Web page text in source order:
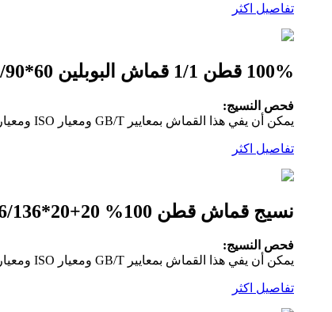
تفاصيل اكثر
100% قطن 1/1 قماش البوبلين 60*60/90*88 لنسيج الجيب والبطانة
فحص النسيج:
يمكن أن يفي هذا القماش بمعايير GB/T ومعيار ISO ومعيار JIS ومعيار الولايات المتحدة.سيتم فحص جميع الأقمشة بنسبة 100 بالمائة قبل الشحن وفقًا لمعيار النظام الأمريكي ذو النقاط الأربع.
تفاصيل اكثر
نسيج قماش قطن 100% 20+20*16/136*56 للملابس الخارجية والملابس الكاجوال والمعطف
فحص النسيج:
يمكن أن يفي هذا القماش بمعايير GB/T ومعيار ISO ومعيار JIS ومعيار الولايات المتحدة.سيتم فحص جميع الأقمشة بنسبة 100 بالمائة قبل الشحن وفقًا لمعيار النظام الأمريكي ذو النقاط الأربع.
تفاصيل اكثر